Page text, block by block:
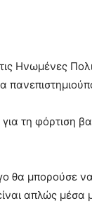
Ηνωμένες
για τη
θα μπορούσε
απλώς μέσα